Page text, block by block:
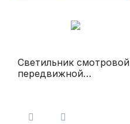
Светильник смотровой
передвижной